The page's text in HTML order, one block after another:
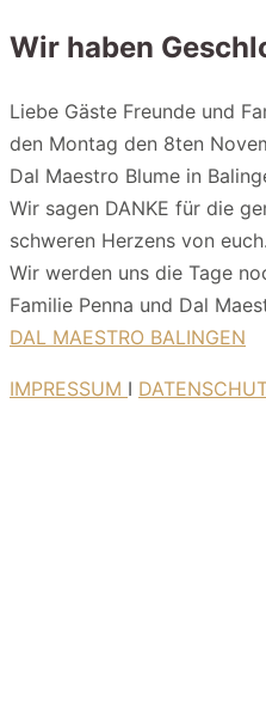
Wir haben
Liebe Gäste Freunde und
den Montag den 8ten
Dal Maestro Blume in
Wir sagen DANKE für die
schweren Herzens von euch.
Wir werden uns die Tage
Familie Penna und Dal
DAL MAESTRO BALINGEN
IMPRESSUM I